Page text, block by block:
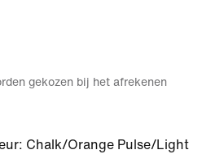
gekozen bij het afrekenen
Chalk/Orange Pulse/Light